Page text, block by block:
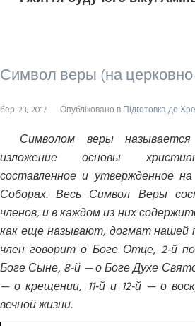
Символ веры (на
бер. 23, 2017 Опубліковано в Підготовка до
Символом веры
изложение основы
составленное и утвержденное
Соборах. Весь Символ Веры
членов, и в каждом из них
как еще называют, догмат нашей
член говорит о Боге Отце, 2-й
Боге Сыне, 8-й — о Боге Духе
— о крещении, 11-й и 12-й — о
вечной жизни.